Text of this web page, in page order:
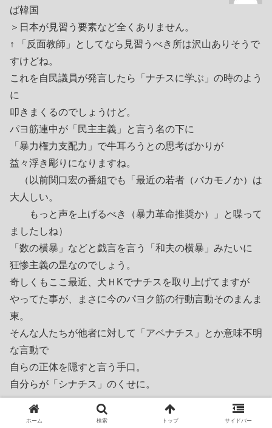
ば韓国
＞日本が見習う要素など全くありません。
↑ 「反面教師」としてなら見習うべき所は沢山ありそうで
すけどね。
これを自民議員が発言したら「ナチスに学ぶ」の時のよう
に
叩きまくるのでしょうけど。
パヨ筋連中が「民主主義」と言う名の下に
「暴力権力支配力」で牛耳ろうとの思考ばかりが
益々浮き彫りになりますね。
（以前関口宏の番組でも「最近の若者（バカモノか）は
大人しい。
もっと声を上げるべき（暴力革命推奨か）」と喋って
ましたしね）
「数の横暴」などと戯言を言う「和夫の横暴」みたいに
狂惨主義の昰なのでしょう。
奇しくもここ最近、犬ＨKでナチスを取り上げてますが
やってた事が、まさに今のパヨク筋の行動言動そのまんま
東。
そんな人たちが他者に対して「アベナチス」とか意味不明
な言動で
自らの正体を隠すと言う手口。
自分らが「シナチス」のくせに。
岸田目
ホーム 検索 トップ サイドバー